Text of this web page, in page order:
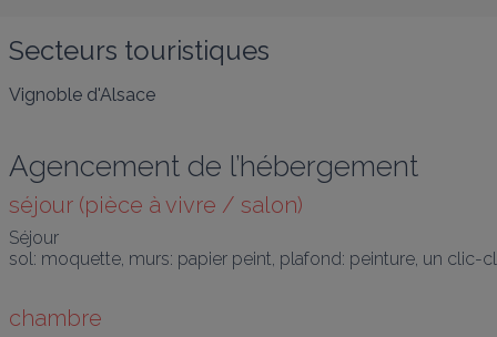
Secteurs touristiques
Vignoble d'Alsace
Agencement de l’hébergement
séjour (pièce à vivre / salon)
Séjour
sol: moquette, murs: papier peint, plafond: peinture, un clic-
chambre